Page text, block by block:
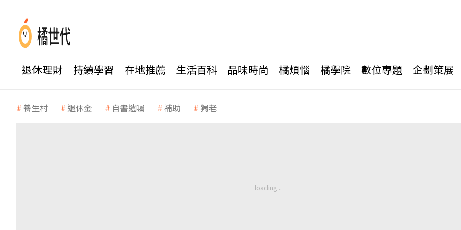
退休理財 持續學習 在地推薦 生活百科 品味時尚 橘煩惱 橘學院 數位專題 企劃策展
養生村 退休金 自書遺囑 補助 獨老